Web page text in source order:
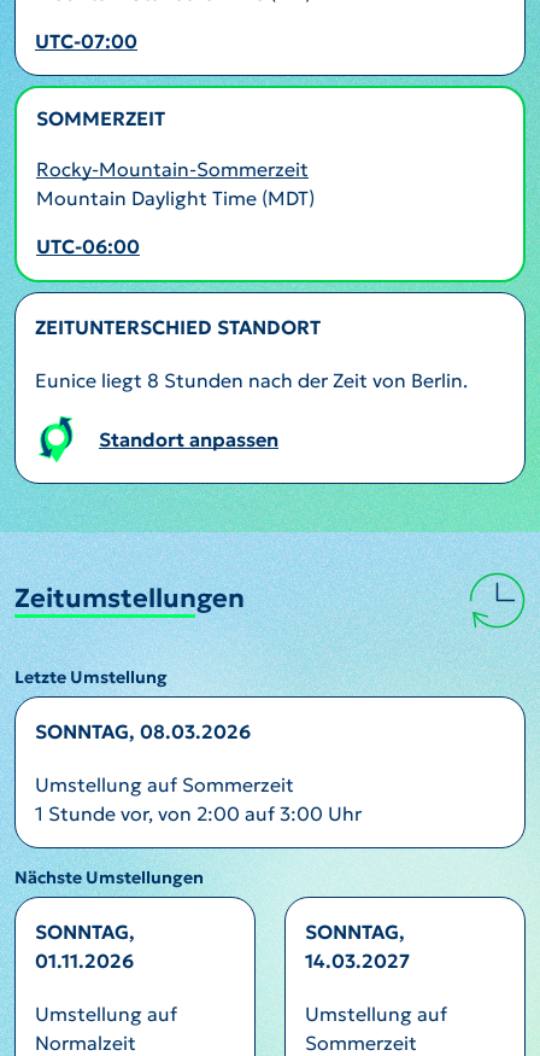
UTC-07:00
SOMMERZEIT
Rocky-Mountain-Sommerzeit
Mountain Daylight Time (MDT)
UTC-06:00
ZEITUNTERSCHIED STANDORT
Eunice liegt 8 Stunden nach der Zeit von Berlin.
Standort anpassen
Zeitumstellungen
Letzte Umstellung
SONNTAG, 08.03.2026
Umstellung auf Sommerzeit
1 Stunde vor, von 2:00 auf 3:00 Uhr
Nächste Umstellungen
SONNTAG,
01.11.2026
Umstellung auf
Normalzeit
SONNTAG,
14.03.2027
Umstellung auf
Sommerzeit